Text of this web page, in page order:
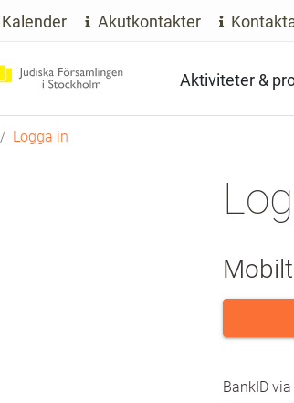
Kalender Akutkontakter
Aktiviteter &
Logga in
BankID